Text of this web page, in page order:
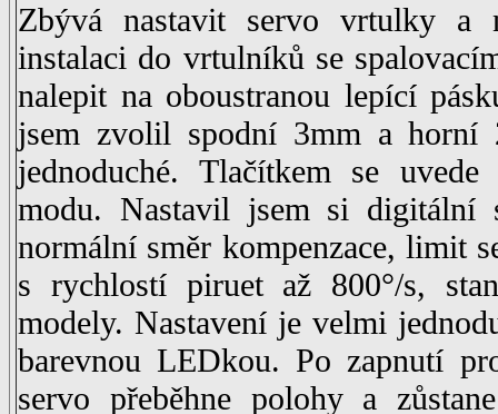
Zbývá nastavit servo vrtulky a
instalaci do vrtulníků se
nalepit na oboustranou lepící
jsem zvolil spodní 3mm a horní
jednoduché. Tlačítkem se
modu. Nastavil jsem si digitální
normální směr kompenzace, limit
s rychlostí piruet až 800°/s,
modely. Nastavení je velmi
barevnou LEDkou. Po zapnutí
servo přeběhne polohy a